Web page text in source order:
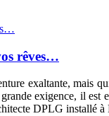
rêves…
exaltante, mais
grande exigence, il
DPLG installé à